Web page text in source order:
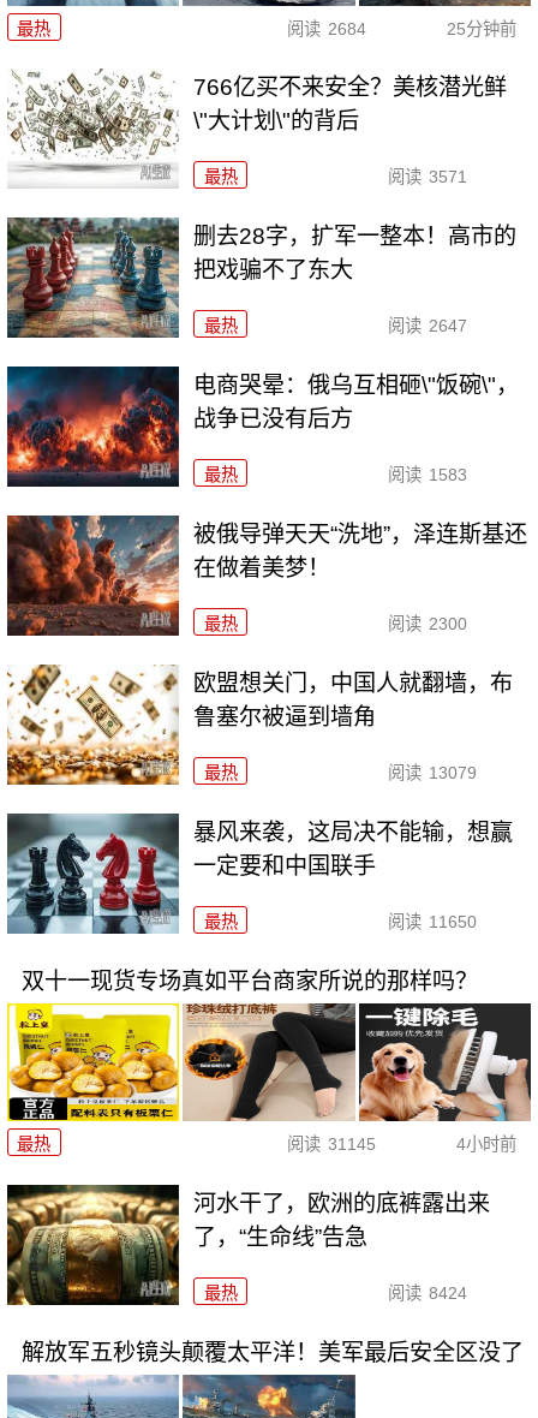
最热 阅读 2684 25分钟前
766亿买不来安全？美核潜光鲜
\"大计划\"的背后
最热 阅读 3571
删去28字，扩军一整本！高市的
把戏骗不了东大
最热 阅读 2647
电商哭晕：俄乌互相砸\"饭碗\"，
战争已没有后方
最热 阅读 1583
被俄导弹天天“洗地”，泽连斯基还
在做着美梦！
最热 阅读 2300
欧盟想关门，中国人就翻墙，布
鲁塞尔被逼到墙角
最热 阅读 13079
暴风来袭，这局决不能输，想赢
一定要和中国联手
最热 阅读 11650
双十一现货专场真如平台商家所说的那样吗？
最热 阅读 31145 4小时前
河水干了，欧洲的底裤露出来
了，“生命线”告急
最热 阅读 8424
解放军五秒镜头颠覆太平洋！美军最后安全区没了